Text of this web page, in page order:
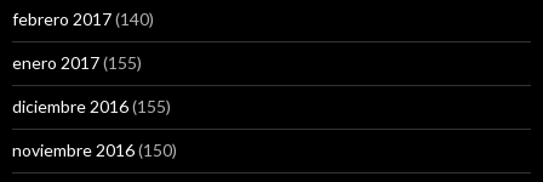
febrero 2017(140)
enero 2017(155)
diciembre 2016(155)
noviembre 2016(150)